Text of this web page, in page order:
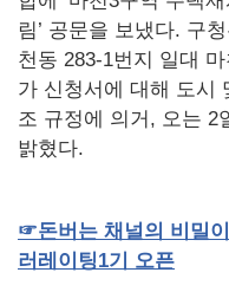
림’ 공문을 보냈다. 구
천동 283-1번지 일대
가 신청서에 대해 도시
조 규정에 의거, 오는 2
밝혔다.
☞돈버는 채널의 비밀이
러레이팅1기 오픈